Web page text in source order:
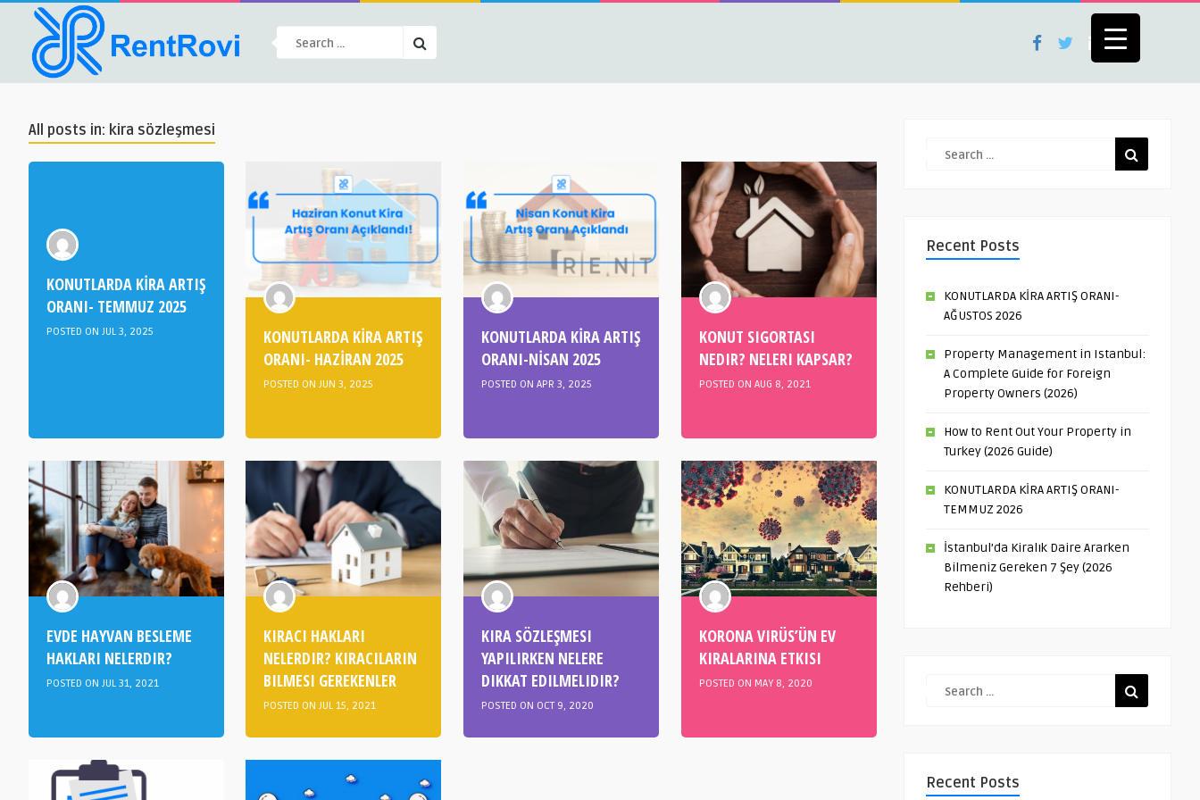
All posts in: kira sözleşmesi
KONUTLARDA KİRA ARTIŞ
ORANI- TEMMUZ 2025
POSTED ON JUL 3, 2025
KONUTLARDA KİRA ARTIŞ
ORANI- HAZİRAN 2025
POSTED ON JUN 3, 2025
KONUTLARDA KİRA ARTIŞ
ORANI-NİSAN 2025
POSTED ON APR 3, 2025
KONUT SIGORTASI
NEDIR? NELERI KAPSAR?
POSTED ON AUG 8, 2021
EVDE HAYVAN BESLEME
HAKLARI NELERDIR?
POSTED ON JUL 31, 2021
KIRACI HAKLARI
NELERDIR? KIRACILARIN
BILMESI GEREKENLER
POSTED ON JUL 15, 2021
KIRA SÖZLEŞMESI
YAPILIRKEN NELERE
DIKKAT EDILMELIDIR?
POSTED ON OCT 9, 2020
KORONA VIRÜS’ÜN EV
KIRALARINA ETKISI
POSTED ON MAY 8, 2020
Recent Posts
KONUTLARDA KİRA ARTIŞ ORANI-
AĞUSTOS 2026
Property Management in Istanbul:
A Complete Guide for Foreign
Property Owners (2026)
How to Rent Out Your Property in
Turkey (2026 Guide)
KONUTLARDA KİRA ARTIŞ ORANI-
TEMMUZ 2026
İstanbul’da Kiralık Daire Ararken
Bilmeniz Gereken 7 Şey (2026
Rehberi)
Recent Posts